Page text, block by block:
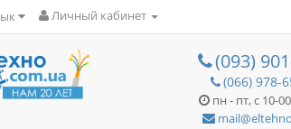
Личный кабинет
(093)
(066) 978-
пн - пт, с 10-